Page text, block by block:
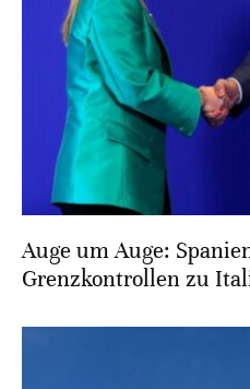
Auge um Auge:
Grenzkontrollen zu